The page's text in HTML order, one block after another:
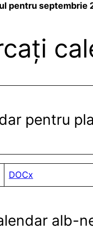
pentru septembrie
pentru
DOCx
alb-